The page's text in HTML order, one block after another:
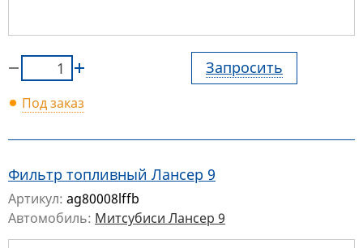
Запросить
Под заказ
Фильтр топливный Лансер 9
Артикул: ag80008lffb
Автомобиль: Митсубиси Лансер 9